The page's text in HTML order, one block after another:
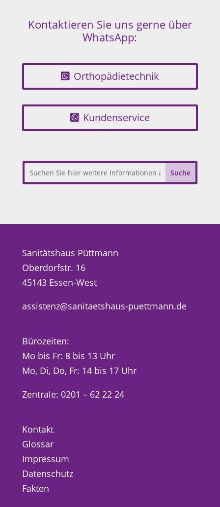
Kontaktieren Sie uns gerne über
WhatsApp:
Orthopädietechnik
Kundenservice
Sanitätshaus Püttmann
Oberdorfstr. 16
45143 Essen-West
assistenz@sanitaetshaus-puettmann.de
Bürozeiten:
Mo bis Fr: 8 bis 13 Uhr
Mo, Di, Do, Fr: 14 bis 17 Uhr
Zentrale: 0201 – 62 22 24
Kontakt
Glossar
Impressum
Datenschutz
Fakten